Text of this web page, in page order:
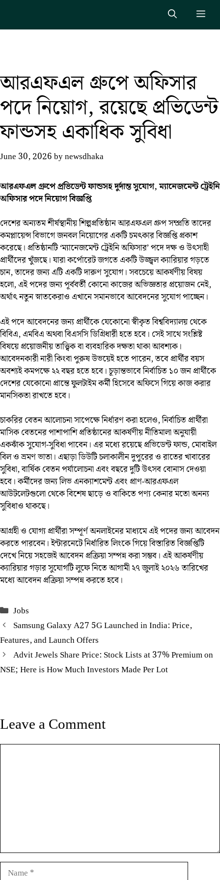
content
আরএফএল গ্রুপে অফিসার
পদে নিয়োগ, রয়েছে প্রভিডেন্ট
ফান্ডসহ একাধিক সুবিধা
June 30, 2026bynewsdhaka
আরএফএল গ্রুপে প্রভিডেন্ট ফান্ডসহ দুর্দান্ত সুযোগ, ম্যানেজমেন্ট ট্রেইনি
অফিসার পদে নিয়োগ বিজ্ঞপ্তি
দেশের অন্যতম শীর্ষস্থানীয় শিল্পপ্রতিষ্ঠান আরএফএল গ্রুপ সম্প্রতি তাদের
কমপ্লায়েন্স বিভাগে জনবল নিয়োগের একটি চমৎকার বিজ্ঞপ্তি প্রকাশ
করেছে। প্রতিষ্ঠানটি ‘ম্যানেজমেন্ট ট্রেইনি অফিসার’ পদে দক্ষ ও উৎসাহী
প্রার্থীদের খুঁজছে। যারা কর্পোরেট জগতে একটি উজ্জ্বল ক্যারিয়ার গড়তে
চান, তাদের জন্য এটি একটি দারুণ সুযোগ। সবচেয়ে আকর্ষণীয় বিষয়
হলো, এই পদের জন্য পূর্ববর্তী কোনো কাজের অভিজ্ঞতার প্রয়োজন নেই,
অর্থাৎ নতুন স্নাতকেরাও এখানে সমানভাবে আবেদনের সুযোগ পাচ্ছেন।
এই পদে আবেদনের জন্য প্রার্থীকে যেকোনো স্বীকৃত বিশ্ববিদ্যালয় থেকে
বিবিএ, এমবিএ অথবা বিএসসি ডিগ্রিধারী হতে হবে। সেই সাথে সংশ্লিষ্ট
বিষয়ে প্রয়োজনীয় তাত্ত্বিক বা ব্যবহারিক দক্ষতা থাকা আবশ্যক।
আবেদনকারী নারী কিংবা পুরুষ উভয়েই হতে পারেন, তবে প্রার্থীর বয়স
অবশ্যই কমপক্ষে ২২ বছর হতে হবে। চূড়ান্তভাবে নির্বাচিত ১০ জন প্রার্থীকে
দেশের যেকোনো প্রান্তে ফুলটাইম কর্মী হিসেবে অফিসে গিয়ে কাজ করার
মানসিকতা রাখতে হবে।
চাকরির বেতন আলোচনা সাপেক্ষে নির্ধারণ করা হলেও, নির্বাচিত প্রার্থীরা
মাসিক বেতনের পাশাপাশি প্রতিষ্ঠানের আকর্ষণীয় নীতিমালা অনুযায়ী
একঝাঁক সুযোগ-সুবিধা পাবেন। এর মধ্যে রয়েছে প্রভিডেন্ট ফান্ড, মোবাইল
বিল ও ভ্রমণ ভাতা। এছাড়া ডিউটি চলাকালীন দুপুরের ও রাতের খাবারের
সুবিধা, বার্ষিক বেতন পর্যালোচনা এবং বছরে দুটি উৎসব বোনাস দেওয়া
হবে। কর্মীদের জন্য লিভ এনক্যাশমেন্ট এবং প্রাণ-আরএফএল
আউটলেটগুলো থেকে বিশেষ ছাড়ে ও বাকিতে পণ্য কেনার মতো অনন্য
সুবিধাও থাকছে।
আগ্রহী ও যোগ্য প্রার্থীরা সম্পূর্ণ অনলাইনের মাধ্যমে এই পদের জন্য আবেদন
করতে পারবেন। ইন্টারনেটে নির্ধারিত লিংকে গিয়ে বিস্তারিত বিজ্ঞপ্তিটি
দেখে নিয়ে সহজেই আবেদন প্রক্রিয়া সম্পন্ন করা সম্ভব। এই আকর্ষণীয়
ক্যারিয়ার গড়ার সুযোগটি লুফে নিতে আগামী ২৭ জুলাই ২০২৬ তারিখের
মধ্যে আবেদন প্রক্রিয়া সম্পন্ন করতে হবে।
Categories
Jobs
Samsung Galaxy A27 5G Launched in India: Price,
Features, and Launch Offers
Advit Jewels Share Price: Stock Lists at 37% Premium on
NSE; Here is How Much Investors Made Per Lot
Leave a Comment
Comment
Name